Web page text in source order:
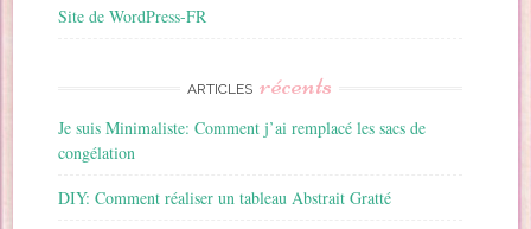
Site de WordPress-FR
ARTICLES récents
Je suis Minimaliste: Comment j’ai remplacé les sacs de
congélation
DIY: Comment réaliser un tableau Abstrait Gratté